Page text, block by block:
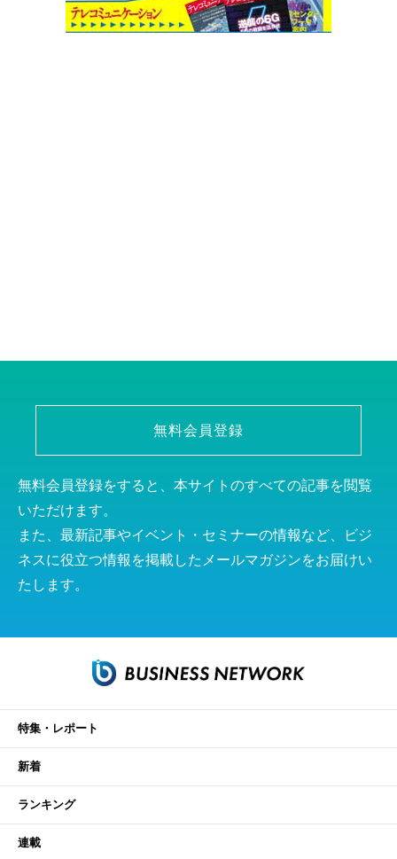
無料会員登録
無料会員登録をすると、本サイトのすべての記事を閲覧
いただけます。
また、最新記事やイベント・セミナーの情報など、ビジ
ネスに役立つ情報を掲載したメールマガジンをお届けい
たします。
特集・レポート
新着
ランキング
連載